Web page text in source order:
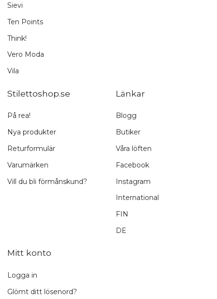
Sievi
Ten Points
Think!
Vero Moda
Vila
Stilettoshop.se
På rea!
Nya produkter
Returformulär
Varumärken
Vill du bli förmånskund?
Länkar
Blogg
Butiker
Våra löften
Facebook
Instagram
International
FIN
DE
Mitt konto
Logga in
Glömt ditt lösenord?